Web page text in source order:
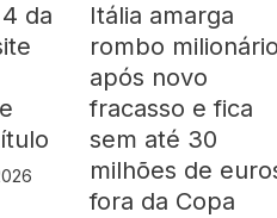
da
Itália amarga
rombo milionário
após novo
fracasso e fica
sem até 30
milhões de
fora da Copa